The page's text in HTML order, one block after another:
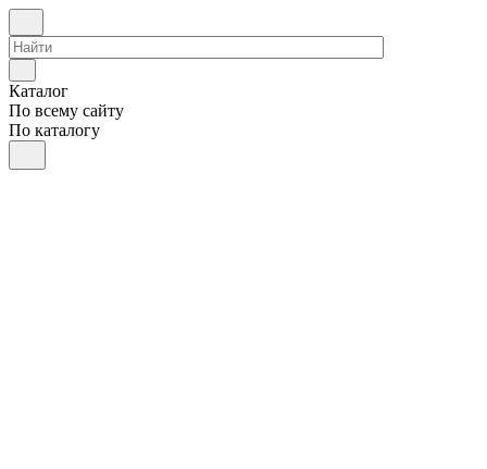
Каталог
По всему сайту
По каталогу